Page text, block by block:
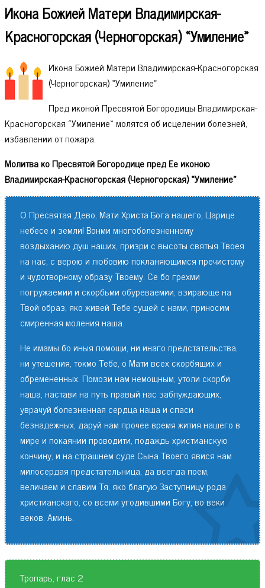
Икона Божией Матери Владимирская-
Красногорская (Черногорская) «Умиление»
Икона Божией Матери Владимирская-Красногорская
(Черногорская) «Умиление»
Пред иконой Пресвятой Богородицы Владимирская-
Красногорская «Умиление» молятся об исцелении болезней,
избавлении от пожара.
Молитва ко Пресвятой Богородице пред Ее иконою
Владимирская-Красногорская (Черногорская) «Умиление»
О Пресвятая Дево, Мати Христа Бога нашего, Царице
небесе и земли! Вонми многоболезненному
воздыханию душ наших, призри с высоты святыя Твоея
на нас, с верою и любовию покланяющимся пречистому
и чудотворному образу Твоему. Се бо грехми
погружаемии и скорбьми обуреваемии, взирающе на
Твой образ, яко живей Тебе сущей с нами, приносим
смиренная моления наша.
Не имамы бо иныя помощи, ни инаго предстательства,
ни утешения, токмо Тебе, о Мати всех скорбящих и
обремененных. Помози нам немощным, утоли скорби
наша, настави на путь правый нас заблуждающих,
уврачуй болезненная сердца наша и спаси
безнадежных, даруй нам прочее время жития нашего в
мире и покаянии проводити, подаждь христианскую
кончину, и на страшнем суде Сына Твоего явися нам
милосердая предстательница, да всегда поем,
величаем и славим Тя, яко благую Заступницу рода
христианскаго, со всеми угодившими Богу, во веки
веков. Аминь.
Тропарь, глас 2